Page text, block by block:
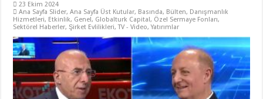
23 Ekim 2024
Ana Sayfa Slider,Ana Sayfa Üst Kutular, Basında, Bülten, Danışmanlık
Hizmetleri, Etkinlik, Genel, Globalturk Capital, Özel Sermaye Fonları,
Sektörel Haberler,Şirket Evlilikleri,TV - Video,Yatırımlar